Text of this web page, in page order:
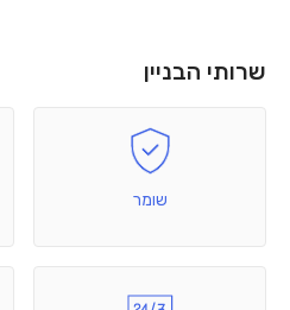
שרותי הבניין
שומר